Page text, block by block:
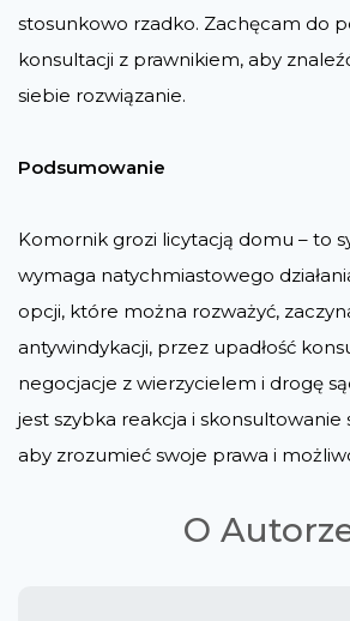
stosunkowo rzadko. Zachęcam do
konsultacji z prawnikiem, aby
siebie rozwiązanie.
Podsumowanie
Komornik grozi licytacją domu – to
wymaga natychmiastowego
opcji, które można rozważyć,
antywindykacji, przez upadłość
negocjacje z wierzycielem i drogę
jest szybka reakcja i skonsultowanie
aby zrozumieć swoje prawa i
O